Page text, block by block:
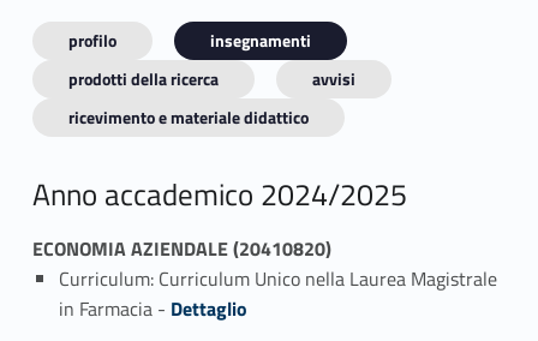
profilo
insegnamenti
prodotti della ricerca
avvisi
ricevimento e materiale didattico
Anno accademico 2024/2025
ECONOMIA AZIENDALE (20410820)
Curriculum: Curriculum Unico nella Laurea Magistrale
in Farmacia - Link identifier #identifier_person_149241-1
Dettaglio